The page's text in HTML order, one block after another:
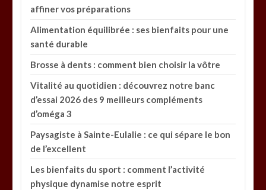
affiner vos préparations
Alimentation équilibrée : ses bienfaits pour une
santé durable
Brosse à dents : comment bien choisir la vôtre
Vitalité au quotidien : découvrez notre banc
d’essai 2026 des 9 meilleurs compléments
d’oméga 3
Paysagiste à Sainte-Eulalie : ce qui sépare le bon
de l’excellent
Les bienfaits du sport : comment l’activité
physique dynamise notre esprit